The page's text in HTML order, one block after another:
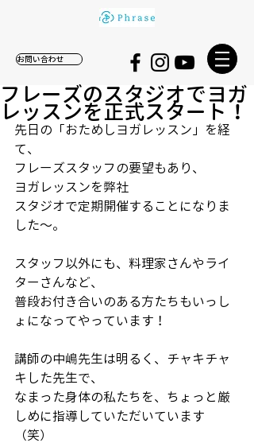
お問い合わせ
フレーズのスタジオでヨガ
レッスンを正式スタート！
先日の「おためしヨガレッスン」を経
て、
フレーズスタッフの要望もあり、
ヨガレッスンを弊社
スタジオで定期開催することになりま
した～。
スタッフ以外にも、料理家さんやライ
ターさんなど、
普段お付き合いのある方たちもいっし
ょになってやっています！
講師の中嶋先生は明るく、チャキチャ
キした先生で、
なまった身体の私たちを、ちょっと厳
しめに指導していただいています
（笑）